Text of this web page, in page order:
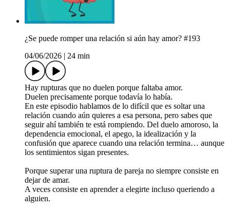
¿Se puede romper una relación si aún hay amor? #193
04/06/2026
24 min
Hay rupturas que no duelen porque faltaba amor.
Duelen precisamente porque todavía lo había.
En este episodio hablamos de lo difícil que es soltar una
relación cuando aún quieres a esa persona, pero sabes que
seguir ahí también te está rompiendo. Del duelo amoroso, la
dependencia emocional, el apego, la idealización y la
confusión que aparece cuando una relación termina… aunque
los sentimientos sigan presentes.
Porque superar una ruptura de pareja no siempre consiste en
dejar de amar.
A veces consiste en aprender a elegirte incluso queriendo a
alguien.